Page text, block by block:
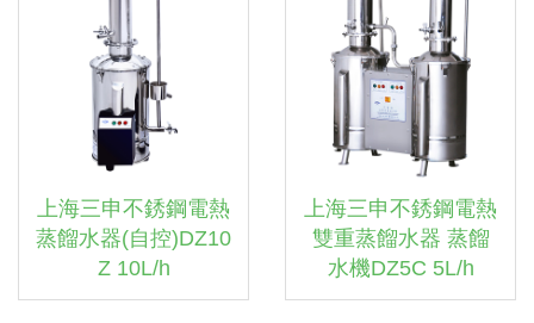
上海三申不銹鋼電熱
蒸餾水器(自控)DZ10
Z 10L/h
上海三申不銹鋼電熱
雙重蒸餾水器 蒸餾
水機DZ5C 5L/h